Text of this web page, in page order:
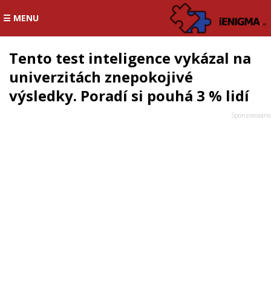
☰ MENU
Tento test inteligence vykázal na
univerzitách znepokojivé
výsledky. Poradí si pouhá 3 % lidí